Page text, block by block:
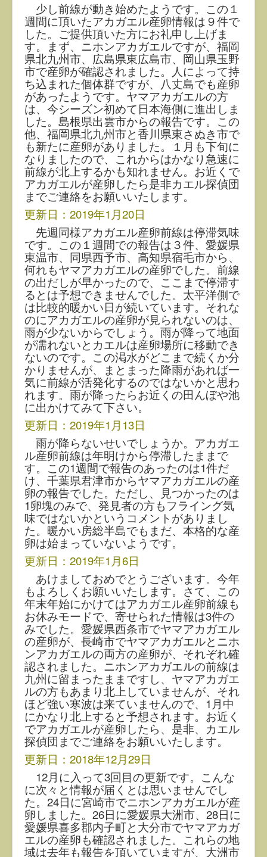
少し前線が動き始めたようです。この１
週間に頂いたアカガエル産卵情報は９件で
した。ご提供頂いた方にお礼申し上げま
す。まず、ニホンアカガエルですが、福岡
県北九州市、広島県東広島市、岡山県玉野
市で産卵が確認されました。人によって持
ち込まれた個体群ですが、八丈島でも産卵
があったようです。ヤマアカガエルの方
は、今シーズン初めて日本海側に進出しま
した。島根県出雲市からの報告です。この
他、福岡県北九州市と香川県東さぬき市で
も新たに産卵がありました。１月も下旬に
なりましたので、これからはかなり急速に
前線が北上するかも知れません。お近くで
アカガエルが産卵したら是非カエル探偵団
までご連絡をお願いいたします。
更新日：2019年1月20日
先週同様アカガエル産卵前線は停滞気味
です。この１週間での報告は３件、愛媛県
東温市、同県西予市、高知県宿毛市から、
何れもヤマアカガエルの産卵でした。前線
の出だしが早かったので、ここまで停滞す
るとは予想できませんでした。太平洋側で
は比較的暖かい日が続いています。それな
のにアカガエルの産卵が見られないのは、
雨が少ないからでしょう。雨が降って地面
が濡れないとカエルは産卵場所に移動でき
ないのです。この渇水がどこまで続くか分
かりませんが、まとまった降雨があれば一
気に前線が活発化するのではないかと思わ
れます。雨が降ったらお近くの田んぼや池
に出かけてみて下さい。
更新日：2019年1月13日
雨が降らないせいでしょうか。アカガエ
ル産卵前線は年明けから停滞したままで
す。この1週間で報告のあったのは1件だ
け、千葉県君津市からヤマアカガエルの産
卵の報告でした。ただし、見つかったのは
1卵塊のみで、発見者の方もフライング気
味ではないかというコメントがありまし
た。暖かい房総半島でもまだ、本格的な産
卵は始まっていないようです。
更新日：2019年1月6日
あけましておめでとうございます。今年
もよろしくお願いいたします。さて、この
年末年始にかけてはアカガエル産卵前線も
お休みモードで、寄せられた情報は3件の
みでした。愛媛県西条市でヤマアカガエル
の産卵が、長崎市でヤマアカガエルとニホ
ンアカガエルの両方の産卵が、それぞれ確
認されました。ニホンアカガエルの前線は
九州に留まったままですし、ヤマアカガエ
ルの方もあまり北上していませんが、それ
ほど強い寒波は来ていませんので、1月中
にかなり北上すると予想されます。お近く
でアカガエルが産卵したら、是非、カエル
探偵団までご連絡をお願いいたします。
更新日：2018年12月29日
12月に入って3回目の更新です。こんな
に次々と情報が届くとは思いませんでし
た。24日に宮崎市でニホンアカガエルが産
卵しました。26日に愛媛県大洲市、28日に
愛媛県喜多郡内子町と大分市でヤマアカガ
エルの産卵も確認されました。これらの地
域は去年も報告を頂いていますが、大洲市